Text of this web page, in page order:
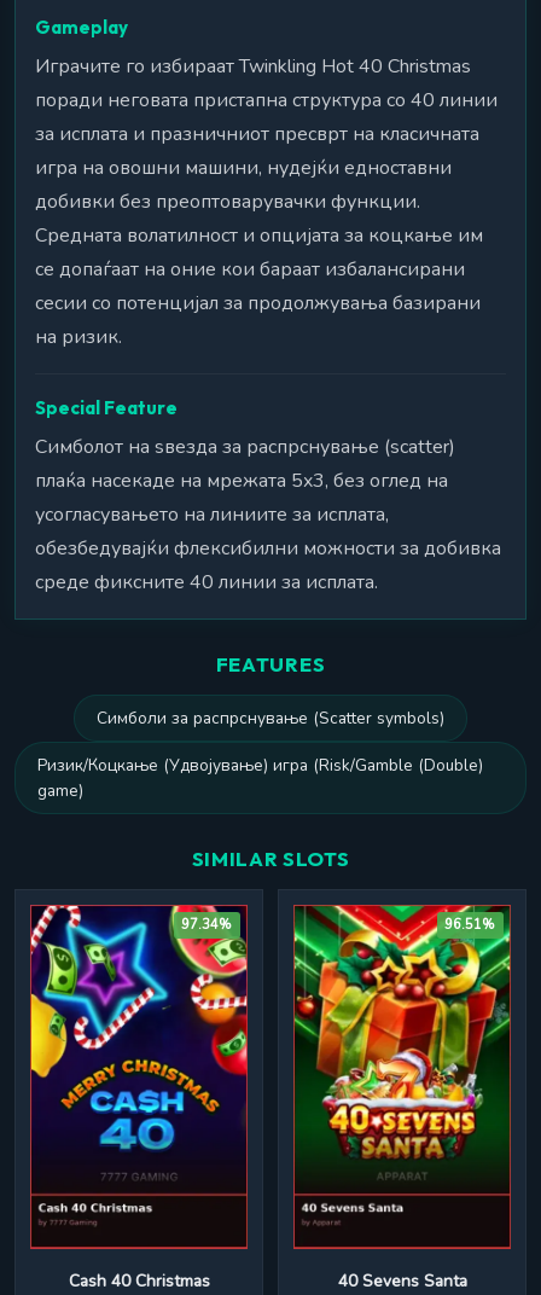
Gameplay
Играчите го избираат Twinkling Hot 40 Christmas
поради неговата пристапна структура со 40 линии
за исплата и празничниот пресврт на класичната
игра на овошни машини, нудејќи едноставни
добивки без преоптоварувачки функции.
Средната волатилност и опцијата за коцкање им
се допаѓаат на оние кои бараат избалансирани
сесии со потенцијал за продолжувања базирани
на ризик.
Special Feature
Симболот на ѕвезда за распрснување (scatter)
плаќа насекаде на мрежата 5x3, без оглед на
усогласувањето на линиите за исплата,
обезбедувајќи флексибилни можности за добивка
среде фиксните 40 линии за исплата.
FEATURES
Симболи за распрснување (Scatter symbols)
Ризик/Коцкање (Удвојување) игра (Risk/Gamble (Double)
game)
SIMILAR SLOTS
97.34%
Cash 40 Christmas
96.51%
40 Sevens Santa